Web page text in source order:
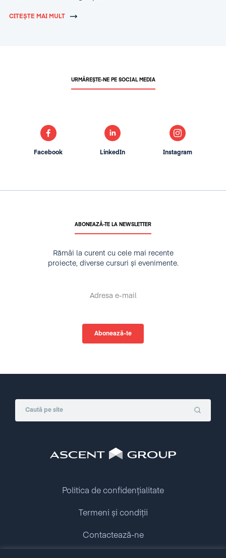
CITEȘTE MAI MULT
ABONEAZĂ-TE LA NEWSLETTER
Rămâi la curent cu cele mai recente
proiecte, diverse cursuri și evenimente.
URMĂREȘTE-NE PE SOCIAL MEDIA
Facebook LinkedIn Instagram
Politica de confidențialitate
Termeni și condiții
Contactează-ne